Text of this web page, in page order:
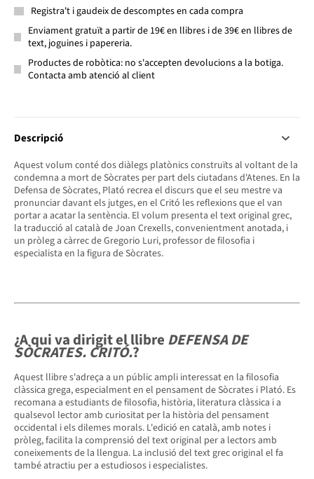
Registra't i gaudeix de descomptes en cada compra
Enviament gratuït a partir de 19€ en llibres i de 39€ en llibres de
text, joguines i papereria.
Productes de robòtica: no s'accepten devolucions a la botiga.
Contacta amb atenció al client
Descripció
Aquest volum conté dos diàlegs platònics construïts al voltant de la
condemna a mort de Sòcrates per part dels ciutadans d'Atenes. En la
Defensa de Sòcrates, Plató recrea el discurs que el seu mestre va
pronunciar davant els jutges, en el Critó les reflexions que el van
portar a acatar la sentència. El volum presenta el text original grec,
la traducció al català de Joan Crexells, convenientment anotada, i
un pròleg a càrrec de Gregorio Luri, professor de filosofia i
especialista en la figura de Sòcrates.
¿A qui va dirigit el llibre DEFENSA DE
SÒCRATES. CRITÓ.?
Aquest llibre s'adreça a un públic ampli interessat en la filosofia
clàssica grega, especialment en el pensament de Sòcrates i Plató. Es
recomana a estudiants de filosofia, història, literatura clàssica i a
qualsevol lector amb curiositat per la història del pensament
occidental i els dilemes morals. L'edició en català, amb notes i
pròleg, facilita la comprensió del text original per a lectors amb
coneixements de la llengua. La inclusió del text grec original el fa
també atractiu per a estudiosos i especialistes.